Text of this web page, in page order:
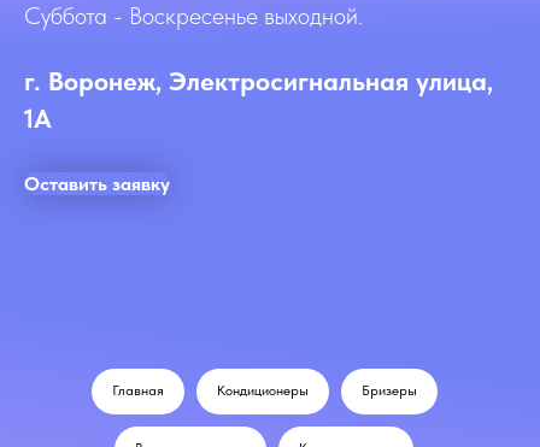
Суббота - Воскресенье выходной.
г. Воронеж, Электросигнальная улица,
1А
Оставить заявку
Главная Кондиционеры Бризеры